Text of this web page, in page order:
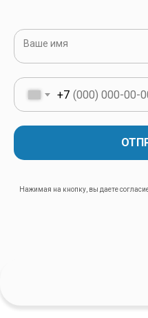
Ваше имя
+7
Нажимая на кнопку, вы даете